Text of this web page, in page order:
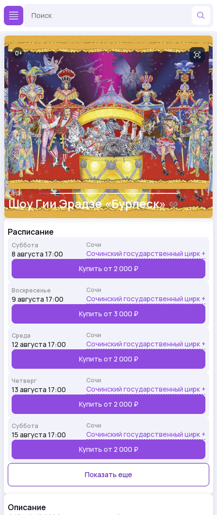
0
Цирк
Шоу Гии Эрадзе «Бурлеск»
Расписание
Суббота
8 августа 17:00
Сочи
Сочинский государственный цирк +
Купить от 2 000 ₽
Воскресенье
9 августа 17:00
Сочи
Сочинский государственный цирк +
Купить от 3 000 ₽
Среда
12 августа 17:00
Сочи
Сочинский государственный цирк +
Купить от 2 000 ₽
Четверг
13 августа 17:00
Сочи
Сочинский государственный цирк +
Купить от 2 000 ₽
Суббота
15 августа 17:00
Сочи
Сочинский государственный цирк +
Купить от 2 000 ₽
Показать еще
Описание